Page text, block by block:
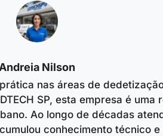
Andreia Nilson
nas áreas de
SP, esta empresa é uma
Ao longo de décadas
conhecimento técnico